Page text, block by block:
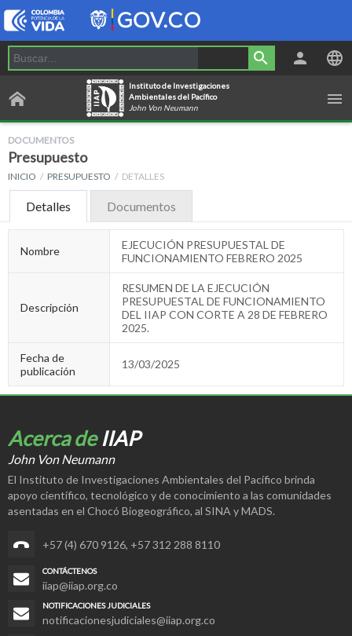
Instituto de Investigaciones
Ambientales del Pacífico
John Von Neumann
DOCUMENTOS
Presupuesto
INICIO PRESUPUESTO DETALLES
Detalles Documentos
Nombre
EJECUCIÓN PRESUPUESTAL DE
FUNCIONAMIENTO FEBRERO 2025
Descripción
RESUMEN DE LA EJECUCIÓN
PRESUPUESTAL DE FUNCIONAMIENTO
DEL IIAP CON CORTE A 28 DE FEBRERO
2025.
Fecha de
publicación
13/03/2025
Acerca deIIAP
John Von Neumann
El Instituto de Investigaciones Ambientales del Pacífico brinda
apoyo científico, tecnológico y de conocimiento a las comunidades
asentadas en el Chocó Biogeográfico, al SINA y MADS.
+57 (4) 670 9126, +57 312 288 8110
CONTÁCTENOS
iiap@iiap.org.co
NOTIFICACIONES JUDICIALES
notificacionesjudiciales@iiap.org.co